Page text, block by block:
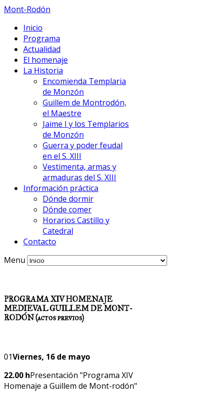
Mont-Rodón
Inicio
Programa
Actualidad
El homenaje
La Historia
Encomienda Templaria
de Monzón
Guillem de Montrodón,
el Maestre
Jaime I y los Templarios
de Monzón
Guerra y poder feudal
en el S. XIII
Vestimenta, armas y
armaduras del S. XIII
Información práctica
Dónde dormir
Dónde comer
Horarios Castillo y
Catedral
Contacto
Menu
PROGRAMA XIV HOMENAJE
MEDIEVAL GUILLEM DE MONT-
RODÓN (actos previos)
01Viernes, 16 de mayo
22.00 hPresentación "Programa XIV
Homenaje a Guillem de Mont-rodón"